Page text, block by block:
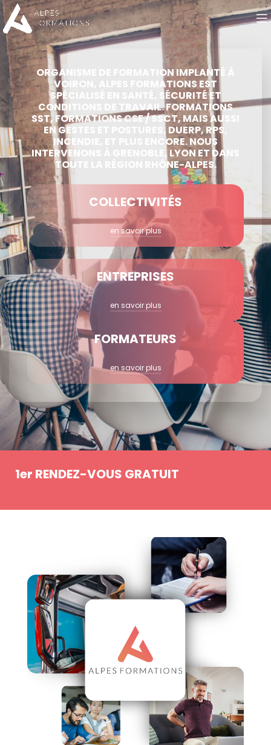
ORGANISME DE FORMATION IMPLANTÉ À
VOIRON, ALPES FORMATIONS EST
SPÉCIALISÉ EN SANTÉ, SÉCURITÉ ET
CONDITIONS DE TRAVAIL. FORMATIONS
SST, FORMATIONS CSE / SSCT, MAIS AUSSI
EN GESTES ET POSTURES, DUERP, RPS,
INCENDIE, ET PLUS ENCORE. NOUS
INTERVENONS À GRENOBLE, LYON ET DANS
TOUTE LA RÉGION RHÔNE-ALPES.
COLLECTIVITÉS
en savoir plus
ENTREPRISES
en savoir plus
FORMATEURS
en savoir plus
1er RENDEZ-VOUS GRATUIT